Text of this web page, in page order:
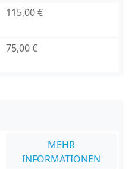
115,00 €
75,00 €
MEHR
INFORMATIONEN